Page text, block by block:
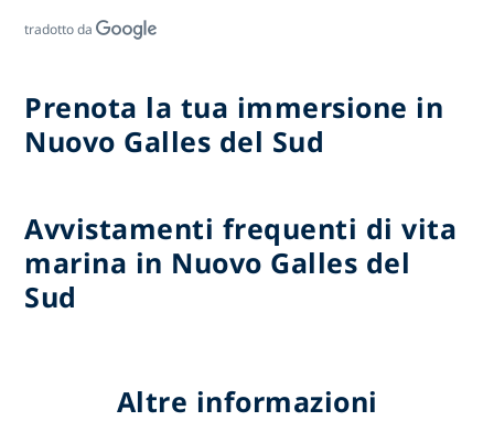
tradotto da
Prenota la tua immersione in
Nuovo Galles del Sud
Avvistamenti frequenti di vita
marina in Nuovo Galles del
Sud
Altre informazioni